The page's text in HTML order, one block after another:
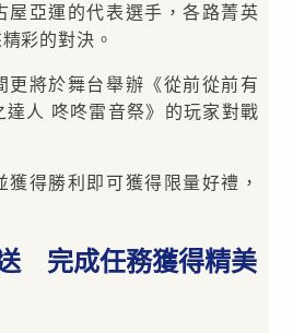
屋亞運的代表選手，各路菁英
彩的對決。
更將於舞台舉辦《從前從前有
人 咚咚雷音祭》的玩家對戰
得勝利即可獲得限量好禮，
完成任務獲得精美